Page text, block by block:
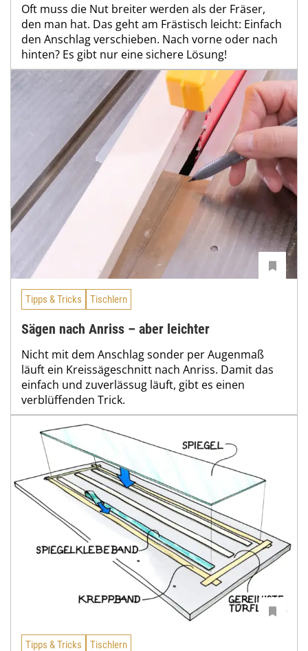
Oft muss die Nut breiter werden als der Fräser,
den man hat. Das geht am Frästisch leicht: Einfach
den Anschlag verschieben. Nach vorne oder nach
hinten? Es gibt nur eine sichere Lösung!
Tipps & Tricks Tischlern
Sägen nach Anriss – aber leichter
Nicht mit dem Anschlag sonder per Augenmaß
läuft ein Kreissägeschnitt nach Anriss. Damit das
einfach und zuverlässug läuft, gibt es einen
verblüffenden Trick.
Tipps & Tricks Tischlern